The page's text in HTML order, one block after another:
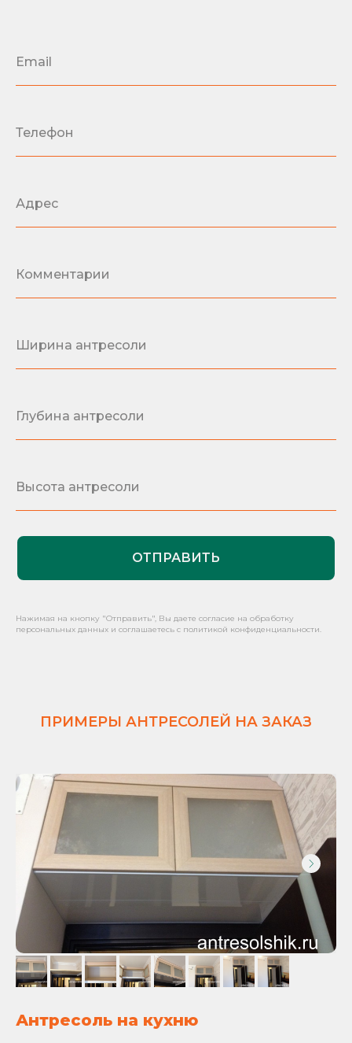
ОТПРАВИТЬ
Нажимая на кнопку "Отправить", Вы даете согласие на обработку
персональных данных и соглашаетесь с политикой конфиденциальности.
ПРИМЕРЫ АНТРЕСОЛЕЙ НА ЗАКАЗ
Антресоль на кухню